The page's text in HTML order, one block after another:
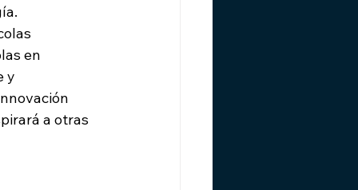
en
y
a otras